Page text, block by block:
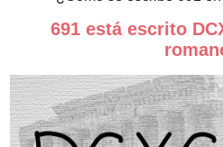
691 está escrito